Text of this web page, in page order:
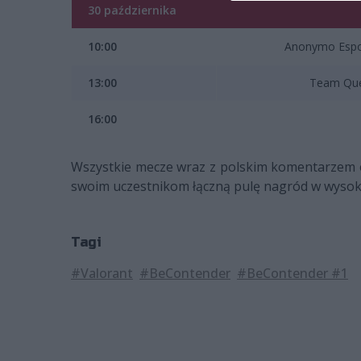
30 października
10:00 Anonymo
13:00 Team
16:00
Wszystkie mecze wraz z polskim komentarzem
swoim uczestnikom łączną pulę nagród w
Tagi
#Valorant #BeContender #BeContender #1